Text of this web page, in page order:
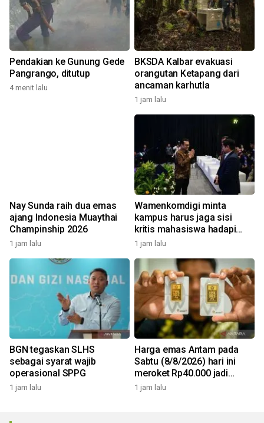
Pendakian ke Gunung Gede
Pangrango, ditutup
4 menit lalu
BKSDA Kalbar evakuasi
orangutan Ketapang dari
ancaman karhutla
1 jam lalu
Nay Sunda raih dua emas
ajang Indonesia Muaythai
Champinship 2026
1 jam lalu
Wamenkomdigi minta
kampus harus jaga sisi
kritis mahasiswa hadapi
Gen AI
1 jam lalu
BGN tegaskan SLHS
sebagai syarat wajib
operasional SPPG
1 jam lalu
Harga emas Antam pada
Sabtu (8/8/2026) hari ini
meroket Rp40.000 jadi
Rp2,690 juta/gr
1 jam lalu